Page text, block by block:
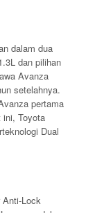
dalam dua
dan pilihan
Avanza
setelahnya.
pertama
ini, Toyota
Dual
Anti-Lock